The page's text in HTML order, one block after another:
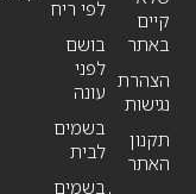
קיים
באתר
הצהרת
נגישות
תקנון
האתר
לפי ריח
בושם
לפני
עונה
בשמים
לבית
בשמים